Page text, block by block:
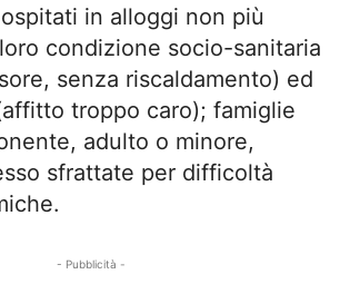
in alloggi non più
condizione socio-sanitaria
senza riscaldamento) ed
troppo caro); famiglie
adulto o minore,
sfrattate per difficoltà
- Pubblicità -